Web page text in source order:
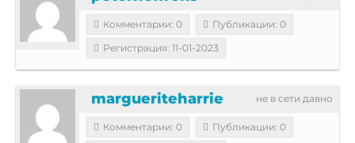
Комментарии: 0
Публикации: 0
Регистрация: 11-01-2023
не в сети давно
margueriteharrie
Комментарии: 0
Публикации: 0